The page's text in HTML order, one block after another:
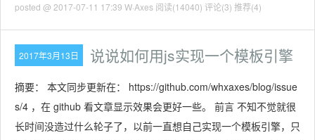
posted @ 2017-07-11 17:39 W·Axes 阅读(14040) 评论(3) 推荐(4)
2017年3月13日 说说如何用js实现一个模板引擎
摘要： 本文同步更新在： https://github.com/whxaxes/blog/issue
s/4 ，在 github 看文章显示效果会更好一些。 前言 不知不觉就很
长时间没造过什么轮子了，以前一直想自己实现一个模板引擎，只